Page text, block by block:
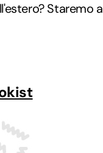
Staremo a